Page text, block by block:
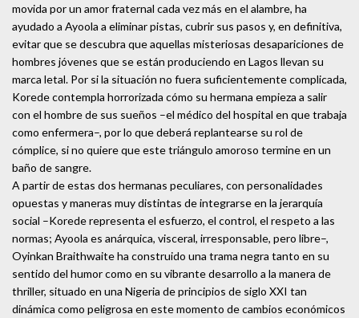
movida por un amor fraternal cada vez más en el alambre, ha
ayudado a Ayoola a eliminar pistas, cubrir sus pasos y, en definitiva,
evitar que se descubra que aquellas misteriosas desapariciones de
hombres jóvenes que se están produciendo en Lagos llevan su
marca letal. Por si la situación no fuera suficientemente complicada,
Korede contempla horrorizada cómo su hermana empieza a salir
con el hombre de sus sueños –el médico del hospital en que trabaja
como enfermera–, por lo que deberá replantearse su rol de
cómplice, si no quiere que este triángulo amoroso termine en un
baño de sangre.
A partir de estas dos hermanas peculiares, con personalidades
opuestas y maneras muy distintas de integrarse en la jerarquía
social –Korede representa el esfuerzo, el control, el respeto a las
normas; Ayoola es anárquica, visceral, irresponsable, pero libre–,
Oyinkan Braithwaite ha construido una trama negra tanto en su
sentido del humor como en su vibrante desarrollo a la manera de
thriller, situado en una Nigeria de principios de siglo XXI tan
dinámica como peligrosa en este momento de cambios económicos